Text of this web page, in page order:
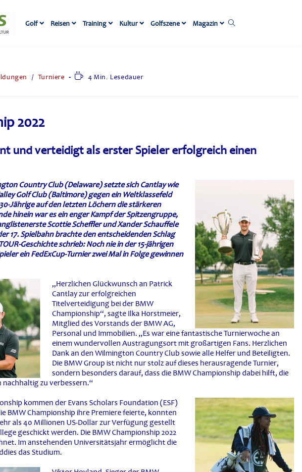
Golf Reisen Training Kultur Golfszene Magazin
/ Turniere 4 Min. Lesedauer
2022
und verteidigt als erster Spieler erfolgreich einen
Country Club (Delaware) setzte sich Cantlay wie
Golf Club (Baltimore) gegen ein Weltklassefeld
Jährige auf den letzten Löchern die stärkeren
hinein war es ein enger Kampf der Spitzengruppe,
Scottie Scheffler und Xander Schauffele
17. Spielbahn brachte den entscheidenden Schlag
Geschichte schrieb: Noch nie in der 15-jährigen
ein FedExCup-Turnier zwei Mal in Folge gewinnen
„Herzlichen Glückwunsch an Patrick
Cantlay zur erfolgreichen
Titelverteidigung bei der BMW
Championship“, sagte Ilka Horstmeier,
Mitglied des Vorstands der BMW AG,
Personal und Immobilien. „Es war eine fantastische Turnierwoche an
einem wundervollen Austragungsort mit großartigen Fans. Herzlichen
Dank an den Wilmington Country Club sowie alle Helfer und Beteiligten.
Die BMW Group ist nicht nur stolz auf dieses herausragende Turnier,
sondern besonders darauf, dass die BMW Championship dabei hilft, die
zu verbessern.“
kommen der Evans Scholars Foundation (ESF)
BMW Championship ihre Premiere feierte, konnten
als 40 Millionen US-Dollar zur Verfügung gestellt
geschickt werden. Die BMW Championship 2022
Im anstehenden Universitätsjahr ermöglicht die
das Studium.